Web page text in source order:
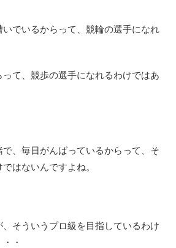
でいるからって、競輪の選手になれ
て、競歩の選手になれるわけではあ
、毎日がんばっているからって、そ
はないんですよね。
、そういうプロ級を目指しているわけ
・